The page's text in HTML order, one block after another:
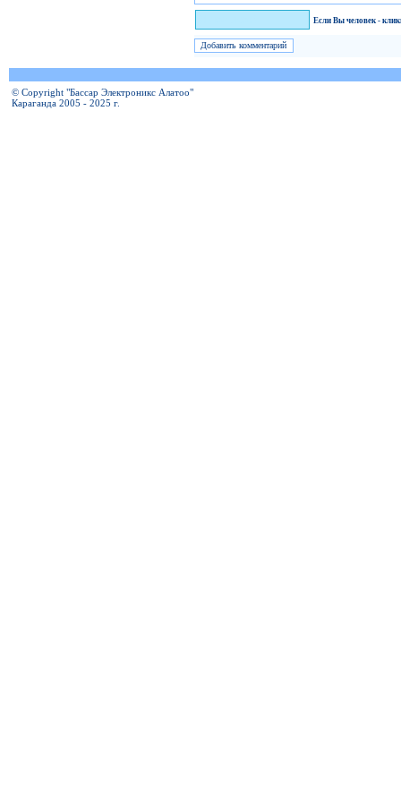
Если Вы человек -
© Copyright "Бассар Электроникс Алатоо"
Караганда 2005 - 2025 г.